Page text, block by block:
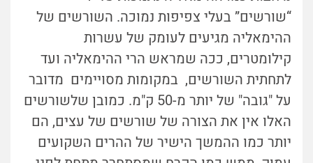
“שורשים” בעלי צפיפות נמוכה. השורשים של
ההימאליה מגיעים לעומק של עשרות
קילומטרים, ככה שמראש הרי ההימאליה ועד
לתחתית השורשים, במקומות מסויימים מדובר
על "גובה" של יותר מ-50 ק"מ. כמובן שלשורשים
האלו אין את הצורה של שורשים של עצים, הם
יותר כמו ההמשך הישיר של ההרים השקועים